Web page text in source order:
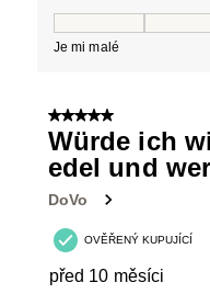
Je mi malé
5 z 5 hvězdiček.
Würde ich
edel und
DoVo
OVĚŘENÝ KUPUJÍCÍ
před 10 měsíci